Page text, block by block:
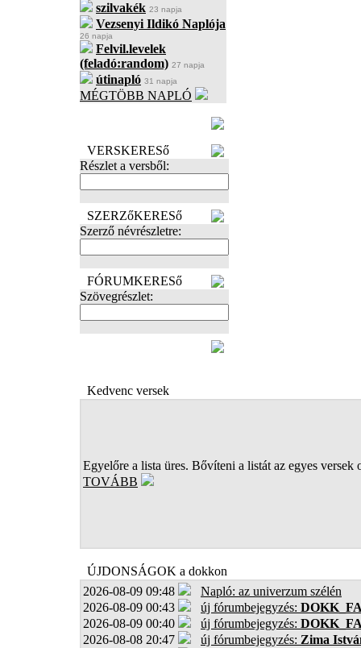
szilvakék 23 napja
Vezsenyi Ildikó Naplója
26 napja
Felvil.levelek
(feladó:random) 27 napja
útinapló 31 napja
MÉGTÖBB NAPLÓ
VERSKERESő
Részlet a versből:
SZERZőKERESő
Szerző névrészletre:
FÓRUMKERESő
Szövegrészlet:
Kedvenc versek
Egyelőre a lista üres. Bővíteni a listát az egyes versek
TOVÁBB
ÚJDONSÁGOK a dokkon
2026-08-09 09:48
Napló: az univerzum szélén
2026-08-09 00:43
új fórumbejegyzés:
2026-08-09 00:40
új fórumbejegyzés:
2026-08-08 20:47
új fórumbejegyzés: Zima